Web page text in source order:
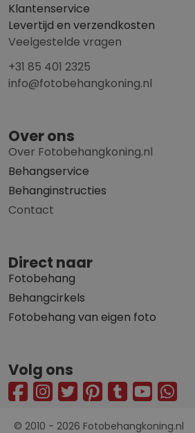
Klantenservice
Levertijd en verzendkosten
Veelgestelde vragen
+31 85 401 2325
info@fotobehangkoning.nl
Over ons
Over Fotobehangkoning.nl
Behangservice
Behanginstructies
Contact
Direct naar
Fotobehang
Behangcirkels
Fotobehang van eigen foto
Volg ons
© 2010 - 2026 Fotobehangkoning.nl